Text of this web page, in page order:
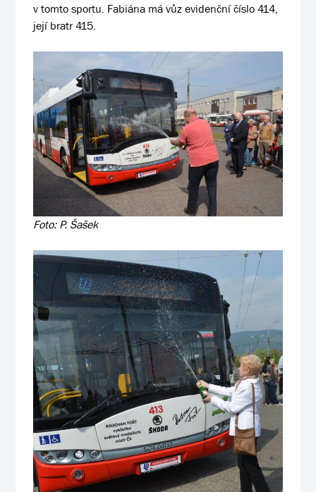
v tomto sportu. Fabiána má vůz evidenční číslo 414,
její bratr 415.
Foto: P. Šašek